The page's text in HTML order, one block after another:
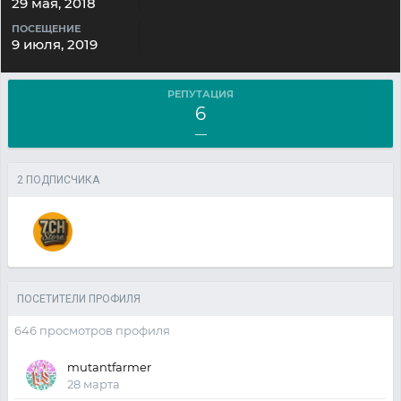
ПОСЕЩЕНИЕ
9 июля, 2019
РЕПУТАЦИЯ
6
—
2 ПОДПИСЧИКА
ПОСЕТИТЕЛИ ПРОФИЛЯ
646 просмотров профиля
mutantfarmer
28 марта